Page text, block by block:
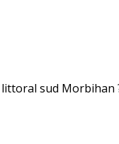
sud Morbihan